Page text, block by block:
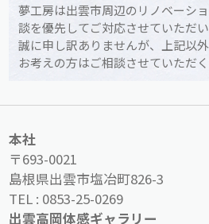
夢工房は出雲市周辺のリノベーシ
談を優先してご対応させていただい
誠に申し訳ありませんが、上記以
お考えの方はご相談させていただ
本社
〒693-0021
島根県出雲市塩冶町826-3
TEL : 0853-25-0269
出雲高岡体感ギャラリー